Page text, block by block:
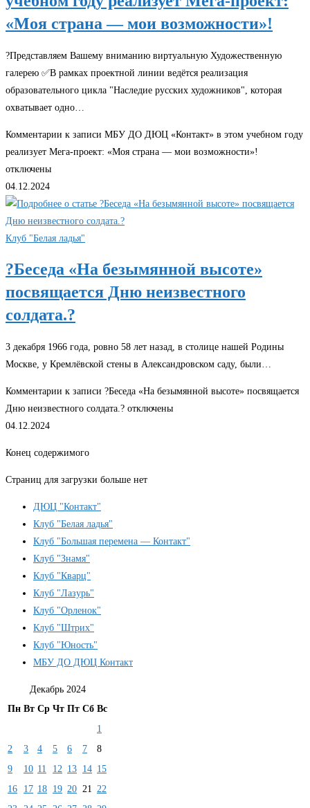
«Моя страна — мои возможности»!
?Представляем Вашему вниманию виртуальную Художественную
галерею ✅В рамках проектной линии ведётся реализация
образовательного цикла "Наследие русских художников", которая
охватывает одно…
Комментарии к записи МБУ ДО ДЮЦ «Контакт» в этом учебном году
реализует Мега-проект: «Моя страна — мои возможности»!
отключены
04.12.2024
Клуб "Белая ладья"
?Беседа «На безымянной высоте»
посвящается Дню неизвестного
солдата.?
3 декабря 1966 года, ровно 58 лет назад, в столице нашей Родины
Москве, у Кремлёвской стены в Александровском саду, были…
Комментарии к записи ?Беседа «На безымянной высоте» посвящается
Дню неизвестного солдата.? отключены
04.12.2024
Конец содержимого
Страниц для загрузки больше нет
ДЮЦ "Контакт"
Клуб "Белая ладья"
Клуб "Большая перемена — Контакт"
Клуб "Знамя"
Клуб "Кварц"
Клуб "Лазурь"
Клуб "Орленок"
Клуб "Штрих"
Клуб "Юность"
МБУ ДО ДЮЦ Контакт
Декабрь 2024
Пн Вт Ср Чт Пт Сб Вс
1
2
3 4 5 6 7
8
9
10 11 12 13 14 15
16
17 18 19 20 21 22